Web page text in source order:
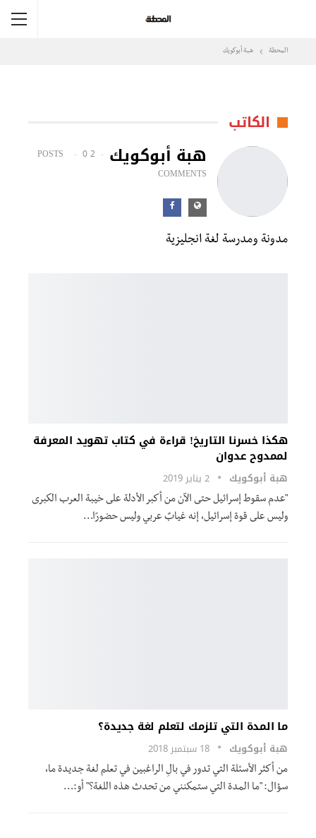
المحطة هبة أبوكويك
الكاتب
هبة أبوكويك 2 POSTS
0
COMMENTS
مدونة ومدرسة لغة انجليزية
هكذا خسرنا التاريخ! قراءة في كتاب تهويد المعرفة
لممدوح عدوان
هبة أبوكويك 2 يناير 2019
"عدم سقوط إسرائيل حتى الآن من أكبر الأدلة على خيبة العرب الكبرى
وليس على قوة إسرائيل، إنه غيابٌ عربي وليس حضورًا…
ما المدة التي تلزمك لتعلم لغة جديدة؟
هبة أبوكويك 18 سبتمبر 2018
من أكثر الأسئلة التي تدور في بالِ الراغبين في تعلم لغة جديدة ما،
سؤال: "ما المدة التي ستمكنني من تحدث هذه اللغة؟" أو:…